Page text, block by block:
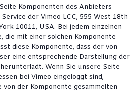
Komponenten des Anbieters
der Vimeo LCC, 555 West 18th
10011, USA. Bei jedem einzelnen
die mit einer solchen Komponente
diese Komponente, dass der von
eine entsprechende Darstellung der
Wenn Sie unsere Seite
bei Vimeo eingeloggt sind,
von der Komponente gesammelten